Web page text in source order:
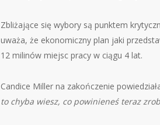
Zbliżające się wybory są punktem
uważa, że ekonomiczny plan jaki
12 milinów miejsc pracy w ciągu 4 lat.
Candice Miller na zakończenie
to chyba wiesz, co powinieneś teraz